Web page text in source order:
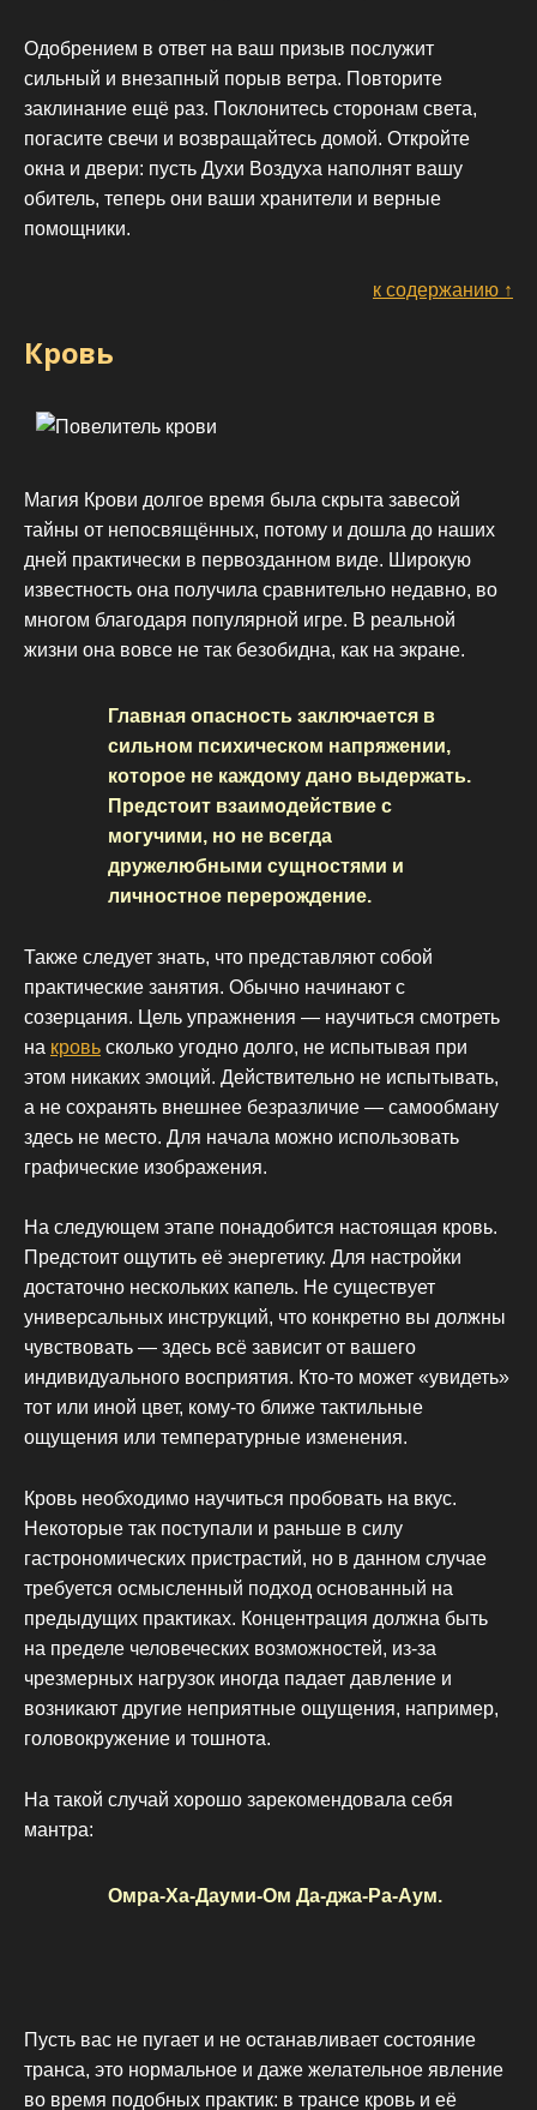
Одобрением в ответ на ваш призыв послужит
сильный и внезапный порыв ветра. Повторите
заклинание ещё раз. Поклонитесь сторонам света,
погасите свечи и возвращайтесь домой. Откройте
окна и двери: пусть Духи Воздуха наполнят вашу
обитель, теперь они ваши хранители и верные
помощники.
к содержанию ↑
Кровь
Магия Крови долгое время была скрыта завесой
тайны от непосвящённых, потому и дошла до наших
дней практически в первозданном виде. Широкую
известность она получила сравнительно недавно, во
многом благодаря популярной игре. В реальной
жизни она вовсе не так безобидна, как на экране.
Главная опасность заключается в
сильном психическом напряжении,
которое не каждому дано выдержать.
Предстоит взаимодействие с
могучими, но не всегда
дружелюбными сущностями и
личностное перерождение.
Также следует знать, что представляют собой
практические занятия. Обычно начинают с
созерцания. Цель упражнения — научиться смотреть
на кровь сколько угодно долго, не испытывая при
этом никаких эмоций. Действительно не испытывать,
а не сохранять внешнее безразличие — самообману
здесь не место. Для начала можно использовать
графические изображения.
На следующем этапе понадобится настоящая кровь.
Предстоит ощутить её энергетику. Для настройки
достаточно нескольких капель. Не существует
универсальных инструкций, что конкретно вы должны
чувствовать — здесь всё зависит от вашего
индивидуального восприятия. Кто-то может «увидеть»
тот или иной цвет, кому-то ближе тактильные
ощущения или температурные изменения.
Кровь необходимо научиться пробовать на вкус.
Некоторые так поступали и раньше в силу
гастрономических пристрастий, но в данном случае
требуется осмысленный подход основанный на
предыдущих практиках. Концентрация должна быть
на пределе человеческих возможностей, из-за
чрезмерных нагрузок иногда падает давление и
возникают другие неприятные ощущения, например,
головокружение и тошнота.
На такой случай хорошо зарекомендовала себя
мантра:
Омра-Ха-Дауми-Ом Да-джа-Ра-Аум.
Пусть вас не пугает и не останавливает состояние
транса, это нормальное и даже желательное явление
во время подобных практик: в трансе кровь и её